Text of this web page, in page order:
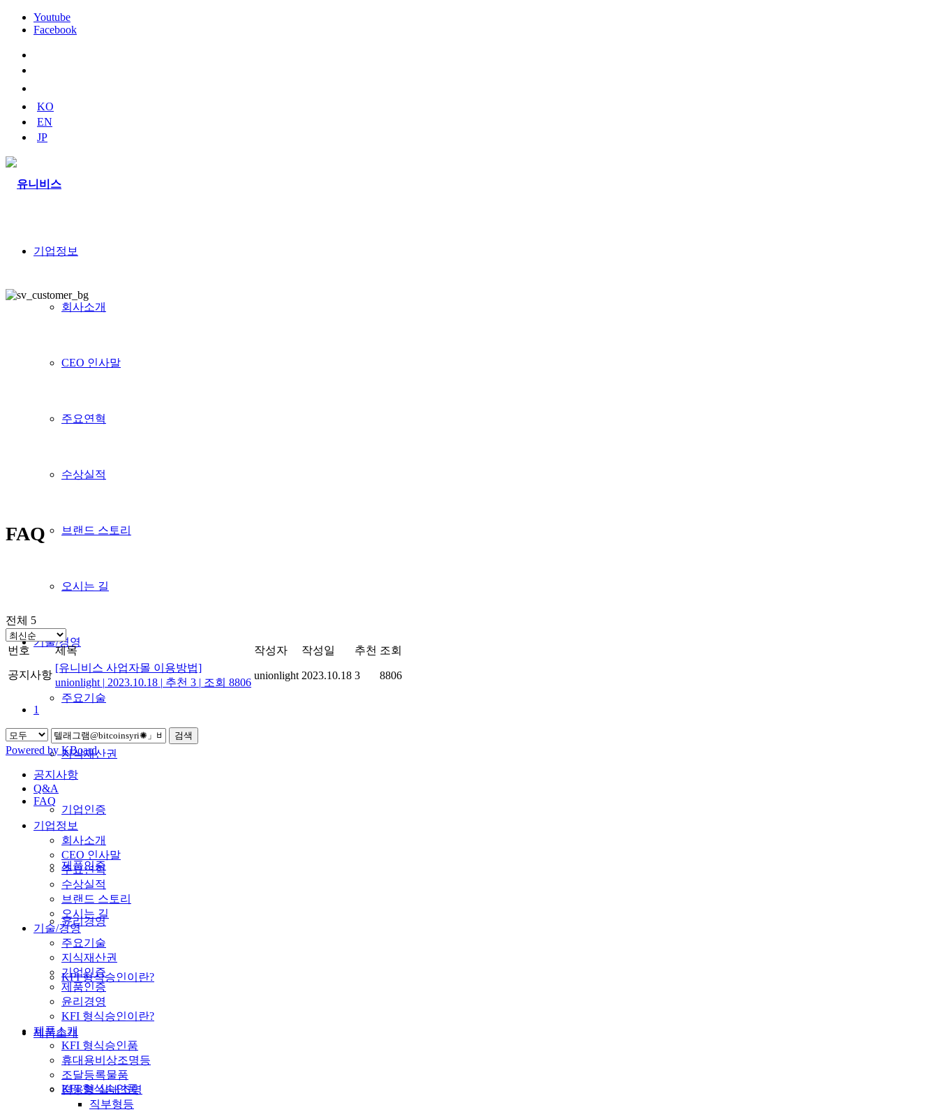
Youtube
Facebook
KO
EN
JP
기업정보
회사소개
CEO 인사말
주요연혁
수상실적
브랜드 스토리
오시는 길
기술/경영
주요기술
지식재산권
기업인증
제품인증
윤리경영
KFI 형식승인이란?
제품소개
KFI 형식승인품
FAQ
전체 5
번호 제목 작성자 작성일 추천 조회
공지사항
[유니비스 사업자몰 이용방법]
unionlight | 2023.10.18 | 추천 3 | 조회 8806
unionlight 2023.10.18 3 8806
1
검색
Powered by KBoard
공지사항
Q&A
FAQ
기업정보
회사소개
CEO 인사말
주요연혁
수상실적
브랜드 스토리
오시는 길
기술/경영
주요기술
지식재산권
기업인증
제품인증
윤리경영
KFI 형식승인이란?
제품소개
KFI 형식승인품
휴대용비상조명등
조달등록물품
겸용형 실내조명
직부형등